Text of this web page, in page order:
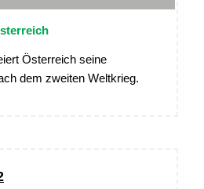
Österreich seine
dem zweiten Weltkrieg.